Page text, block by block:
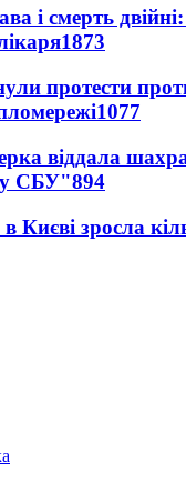
і смерть
1873
протести
1077
віддала
СБУ"894
Києві зросла